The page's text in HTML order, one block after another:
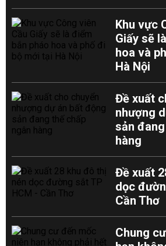
Khu vực
Giấy sẽ
hoa và
Hà Nội
Đề xuất
nhượng
sản
hàng
Đề xuất
dọc
Cần Thơ
Chung